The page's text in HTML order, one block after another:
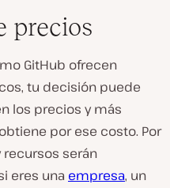
precios
GitHub ofrecen
tu decisión puede
los precios y más
por ese costo. Por
serán
eres una empresa, un